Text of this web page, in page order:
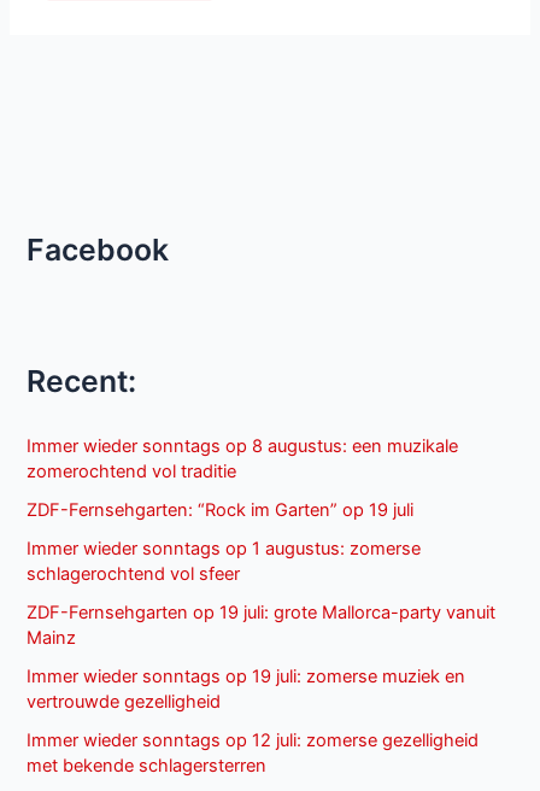
Facebook
Recent:
Immer wieder sonntags op 8 augustus: een muzikale
zomerochtend vol traditie
ZDF-Fernsehgarten: “Rock im Garten” op 19 juli
Immer wieder sonntags op 1 augustus: zomerse
schlagerochtend vol sfeer
ZDF-Fernsehgarten op 19 juli: grote Mallorca-party vanuit
Mainz
Immer wieder sonntags op 19 juli: zomerse muziek en
vertrouwde gezelligheid
Immer wieder sonntags op 12 juli: zomerse gezelligheid
met bekende schlagersterren